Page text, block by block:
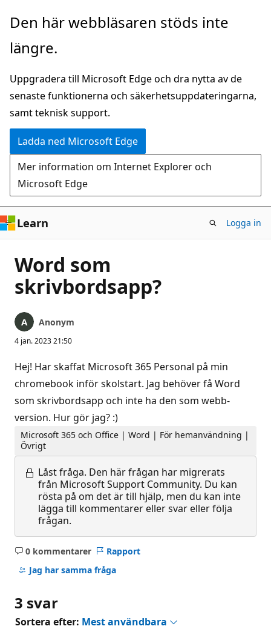
Hoppa
huvudinnehåll
Den här webbläsaren stöds inte
längre.
Uppgradera till Microsoft Edge och dra nytta av de
senaste funktionerna och säkerhetsuppdateringarna,
samt teknisk support.
Ladda ned Microsoft Edge
Mer information om Internet Explorer och
Microsoft Edge
Learn Logga in
Word som
skrivbordsapp?
Anonym
4 jan. 2023 21:50
Hej! Har skaffat Microsoft 365 Personal på min
chromebook inför skolstart. Jag behöver få Word
som skrivbordsapp och inte ha den som webb-
version. Hur gör jag? :)
Microsoft 365 och Office | Word | För hemanvändning |
Övrigt
Låst fråga. Den här frågan har migrerats
från Microsoft Support Community. Du kan
rösta på om det är till hjälp, men du kan inte
lägga till kommentarer eller svar eller följa
frågan.
0 kommentarer
Inga
kommentarer
Rapport
Jag har samma fråga
3 svar
Sortera efter: Mest användbara